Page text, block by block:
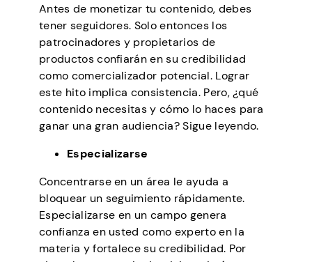
Antes de monetizar tu contenido, debes
tener seguidores. Solo entonces los
patrocinadores y propietarios de
productos confiarán en su credibilidad
como comercializador potencial. Lograr
este hito implica consistencia. Pero, ¿qué
contenido necesitas y cómo lo haces para
ganar una gran audiencia? Sigue leyendo.
Especializarse
Concentrarse en un área le ayuda a
bloquear un seguimiento rápidamente.
Especializarse en un campo genera
confianza en usted como experto en la
materia y fortalece su credibilidad. Por